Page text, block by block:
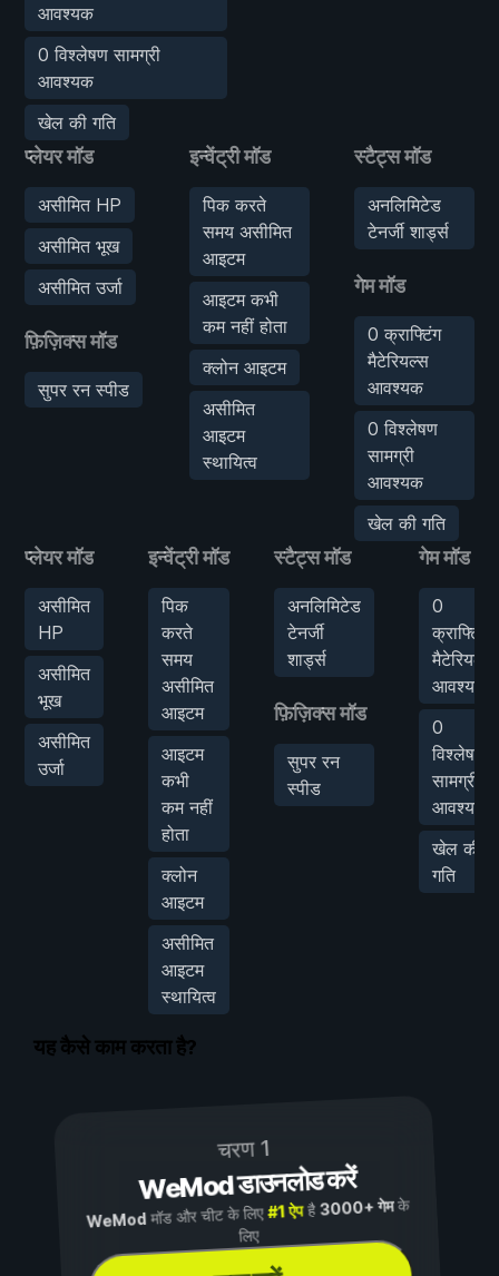
आवश्यक
0 विश्लेषण सामग्री
आवश्यक
खेल की गति
प्लेयर मॉड
असीमित HP
असीमित भूख
असीमित उर्जा
फ़िज़िक्स मॉड
सुपर रन स्पीड
इन्वेंट्री मॉड
पिक करते
समय असीमित
आइटम
आइटम कभी
कम नहीं होता
क्लोन आइटम
असीमित
आइटम
स्थायित्व
स्टैट्स मॉड
अनलिमिटेड
टेनर्जी शार्ड्स
गेम मॉड
0 क्राफ्टिंग
मैटेरियल्स
आवश्यक
0 विश्लेषण
सामग्री
आवश्यक
खेल की गति
प्लेयर मॉड
असीमित
HP
असीमित
भूख
असीमित
उर्जा
इन्वेंट्री मॉड
पिक
करते
समय
असीमित
आइटम
आइटम
कभी
कम नहीं
होता
क्लोन
आइटम
असीमित
आइटम
स्थायित्व
स्टैट्स मॉड
अनलिमिटेड
टेनर्जी
शार्ड्स
फ़िज़िक्स मॉड
सुपर रन
स्पीड
गेम मॉड
0
क्राफ्टिंग
मैटेरियल्स
आवश्यक
0
विश्लेषण
सामग्री
आवश्यक
खेल की
गति
यह कैसे काम करता है?
चरण 1
WeMod डाउनलोड करें
WeMod मॉड और चीट के लिए#1 ऐपहै3000+ गेमके
लिए